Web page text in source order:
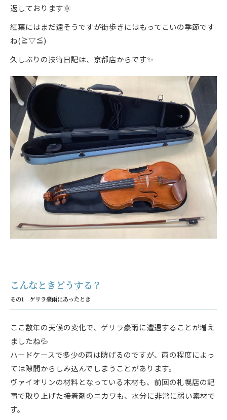
返しております🌞
紅葉にはまだ遠そうですが街歩きにはもってこいの季節です
ね(≧▽≦)
久しぶりの技術日記は、京都店からです✨
こんなときどうする？
その1 ゲリラ豪雨にあったとき
ここ数年の天候の変化で、ゲリラ豪雨に遭遇することが増え
ましたね💦
ハードケースで多少の雨は防げるのですが、雨の程度によっ
ては隙間からしみ込んでしまうことがあります。
ヴァイオリンの材料となっている木材も、前回の札幌店の記
事で取り上げた接着剤のニカワも、水分に非常に弱い素材で
す。